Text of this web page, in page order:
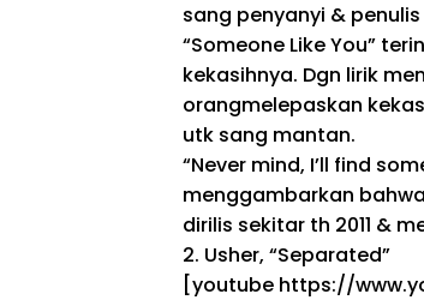
sang penyanyi &
“Someone Like You”
kekasihnya. Dgn lirik
orangmelepaskan
utk sang mantan.
“Never mind, I’ll find
menggambarkan bahwa
dirilis sekitar th 2011 &
2. Usher, “Separated”
[youtube https://